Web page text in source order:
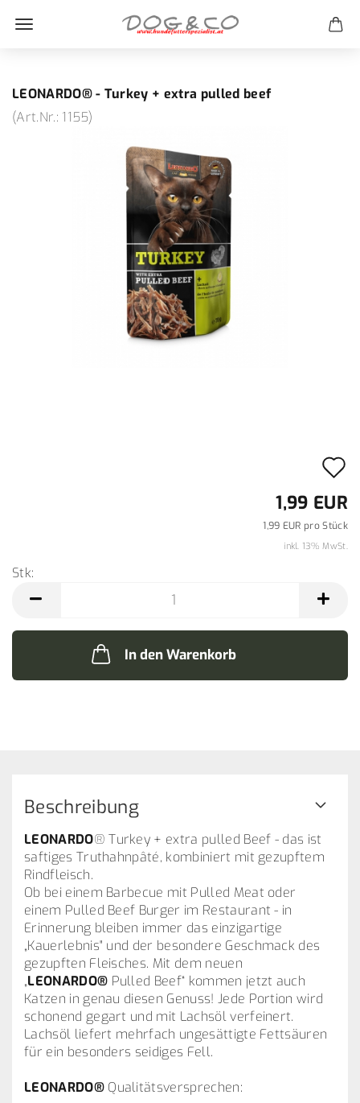
LEONARDO® - Turkey + extra pulled beef
(Art.Nr.: 1155)
1,99 EUR
1,99 EUR pro Stück
inkl. 13% MwSt.
Stk:
In den Warenkorb
Beschreibung
LEONARDO® Turkey + extra pulled Beef - das ist
saftiges Truthahnpâté, kombiniert mit gezupftem
Rindfleisch.
Ob bei einem Barbecue mit Pulled Meat oder
einem Pulled Beef Burger im Restaurant - in
Erinnerung bleiben immer das einzigartige
„Kauerlebnis" und der besondere Geschmack des
gezupften Fleisches. Mit dem neuen
„LEONARDO® Pulled Beef“ kommen jetzt auch
Katzen in genau diesen Genuss! Jede Portion wird
schonend gegart und mit Lachsöl verfeinert.
Lachsöl liefert mehrfach ungesättigte Fettsäuren
für ein besonders seidiges Fell.
LEONARDO®Qualitätsversprechen: